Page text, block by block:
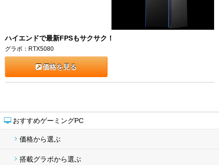
おすすめゲーミングPC
価格から選ぶ
搭載グラボから選ぶ
ハイエンドで最新FPSもサクサク！
グラボ：RTX5080
価格を見る